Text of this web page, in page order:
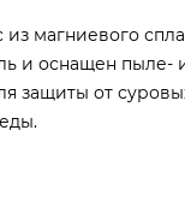
магниевого
и оснащен пыле-
защиты от